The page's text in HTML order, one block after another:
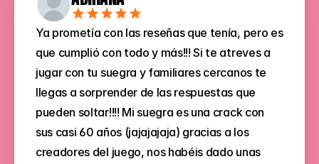
Ya prometía con las reseñas que tenía, pero es
que cumplió con todo y más!!! Si te atreves a
jugar con tu suegra y familiares cercanos te
llegas a sorprender de las respuestas que
pueden soltar!!!! Mi suegra es una crack con
sus casi 60 años (jajajajaja) gracias a los
creadores del juego, nos habéis dado unas